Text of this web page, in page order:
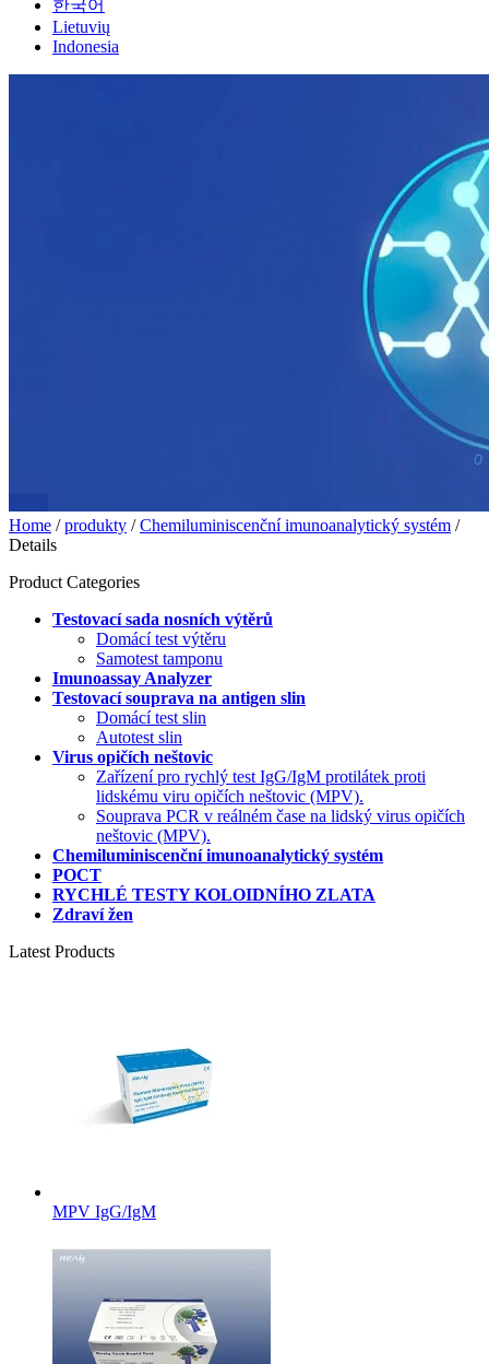
한국어
Lietuvių
Indonesia
Home /produkty /Chemiluminiscenční imunoanalytický systém /
Details
Product Categories
Testovací sada nosních výtěrů
Domácí test výtěru
Samotest tamponu
Imunoassay Analyzer
Testovací souprava na antigen slin
Domácí test slin
Autotest slin
Virus opičích neštovic
Zařízení pro rychlý test IgG/IgM protilátek proti
lidskému viru opičích neštovic (MPV).
Souprava PCR v reálném čase na lidský virus opičích
neštovic (MPV).
Chemiluminiscenční imunoanalytický systém
POCT
RYCHLÉ TESTY KOLOIDNÍHO ZLATA
Zdraví žen
Latest Products
MPV IgG/IgM